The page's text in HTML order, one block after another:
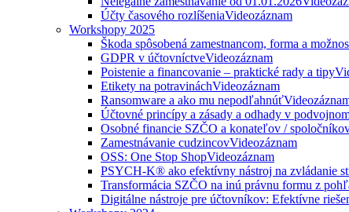
Účty časového rozlíšeniaVideozáznam
Workshopy 2025
Škoda spôsobená zamestnancom, forma a
GDPR v účtovníctveVideozáznam
Poistenie a financovanie – praktické rady a tipy
Etikety na potravináchVideozáznam
Ransomware a ako mu nepodľahnúť
Účtovné princípy a zásady a odhady v
Osobné financie SZČO a konateľov /
Zamestnávanie cudzincovVideozáznam
OSS: One Stop ShopVideozáznam
PSYCH-K® ako efektívny nástroj na zvládanie
Transformácia SZČO na inú právnu formu z
Digitálne nástroje pre účtovníkov: Efektívne